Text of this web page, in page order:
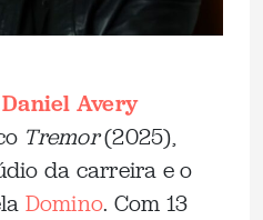
Daniel Avery
Tremor(2025),
da carreira e o
Domino. Com 13